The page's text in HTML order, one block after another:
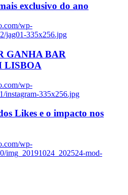
exclusivo do ano
wp-
jag01-335x256.jpg
GANHA BAR
LISBOA
wp-
instagram-335x256.jpg
Likes e o impacto nos
wp-
img_20191024_202524-mod-